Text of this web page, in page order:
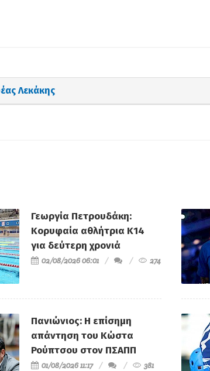
Λεκάκης
Γεωργία Πετρουδάκη:
Κορυφαία αθλήτρια Κ14
για δεύτερη χρονιά
02/08/2026 06:01 274
Πανιώνιος: Η επίσημη
απάντηση του Κώστα
Ρούπτσου στον ΠΣΑΠΠ
01/08/2026 11:17 381
Πανιώνιος: Η επίσημη